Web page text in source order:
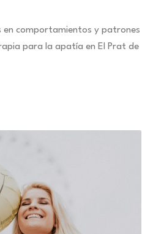
en comportamientos y patrones
para la apatía en El Prat de